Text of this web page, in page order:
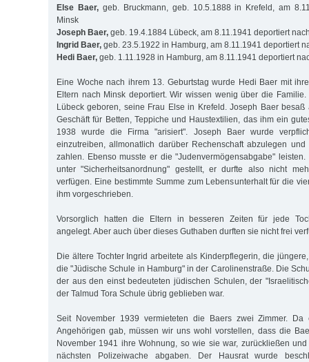
Else Baer,geb. Bruckmann, geb. 10.5.1888 in Krefeld, am
Minsk
Joseph Baer, geb. 19.4.1884 Lübeck, am 8.11.1941 deportiert
Ingrid Baer, geb. 23.5.1922 in Hamburg, am 8.11.1941 deportiert
Hedi Baer, geb. 1.11.1928 in Hamburg, am 8.11.1941 deportiert
Eine Woche nach ihrem 13. Geburtstag wurde Hedi Baer mit
Eltern nach Minsk deportiert. Wir wissen wenig über die
Lübeck geboren, seine Frau Else in Krefeld. Joseph Baer besaß
Geschäft für Betten, Teppiche und Haustextilien, das ihm ein
1938 wurde die Firma "arisiert". Joseph Baer wurde
einzutreiben, allmonatlich darüber Rechenschaft abzulegen
zahlen. Ebenso musste er die "Judenvermögensabgabe"
unter "Sicherheitsanordnung" gestellt, er durfte also nicht
verfügen. Eine bestimmte Summe zum Lebensunterhalt für die
ihm vorgeschrieben.
Vorsorglich hatten die Eltern in besseren Zeiten für jede
angelegt. Aber auch über dieses Guthaben durften sie nicht frei
Die ältere Tochter Ingrid arbeitete als Kinderpflegerin, die
die "Jüdische Schule in Hamburg" in der Carolinenstraße. Die
der aus den einst bedeuteten jüdischen Schulen, der
der Talmud Tora Schule übrig geblieben war.
Seit November 1939 vermieteten die Baers zwei Zimmer.
Angehörigen gab, müssen wir uns wohl vorstellen, dass die
November 1941 ihre Wohnung, so wie sie war, zurückließen
nächsten Polizeiwache abgaben. Der Hausrat wurde